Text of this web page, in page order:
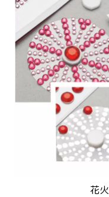
花火